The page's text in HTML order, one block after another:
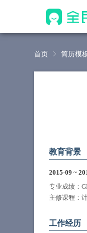
首页 简历模
教育背景
2015-09 ~
专业成绩：
主修课程：
工作经历